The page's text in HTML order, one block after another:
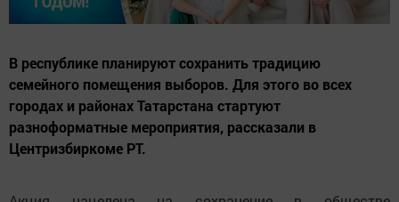
В республике планируют сохранить традицию
семейного помещения выборов. Для этого во всех
городах и районах Татарстана стартуют
разноформатные мероприятия, рассказали в
Центризбиркоме РТ.